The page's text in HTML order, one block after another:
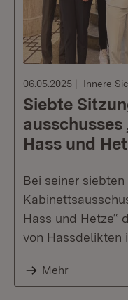
06.05.2025 Innere
Siebte
ausschusses
Hass und
Bei seiner
Hass und Hetze“
von Hassdelikten
Mehr